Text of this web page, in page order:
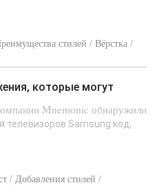
стилей / Вёрстка /
которые могут
Mnemonic обнаружили
телевизоров Samsung код,
/ Добавления стилей /